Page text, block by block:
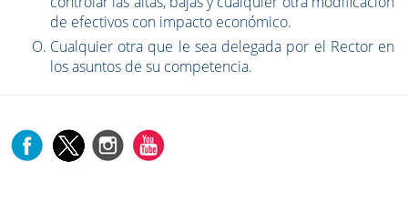
de efectivos con impacto económico.
Cualquier otra que le sea delegada por el Rector en
los asuntos de su competencia.